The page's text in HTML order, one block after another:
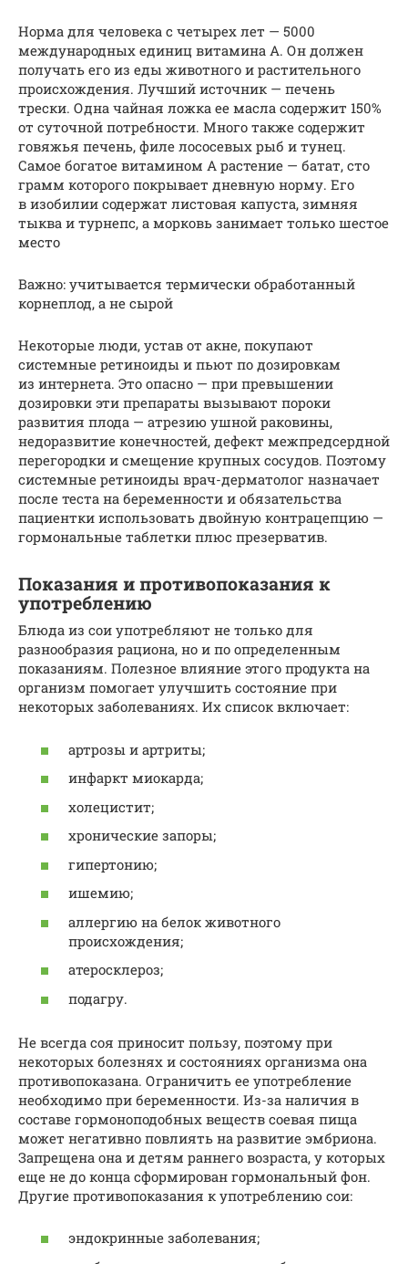
Норма для человека с четырех лет — 5000
международных единиц витамина А. Он должен
получать его из еды животного и растительного
происхождения. Лучший источник — печень
трески. Одна чайная ложка ее масла содержит 150%
от суточной потребности. Много также содержит
говяжья печень, филе лососевых рыб и тунец.
Самое богатое витамином А растение — батат, сто
грамм которого покрывает дневную норму. Его
в изобилии содержат листовая капуста, зимняя
тыква и турнепс, а морковь занимает только шестое
место
Важно: учитывается термически обработанный
корнеплод, а не сырой
Некоторые люди, устав от акне, покупают
системные ретиноиды и пьют по дозировкам
из интернета. Это опасно — при превышении
дозировки эти препараты вызывают пороки
развития плода — атрезию ушной раковины,
недоразвитие конечностей, дефект межпредсердной
перегородки и смещение крупных сосудов. Поэтому
системные ретиноиды врач-дерматолог назначает
после теста на беременности и обязательства
пациентки использовать двойную контрацепцию —
гормональные таблетки плюс презерватив.
Показания и противопоказания к
употреблению
Блюда из сои употребляют не только для
разнообразия рациона, но и по определенным
показаниям. Полезное влияние этого продукта на
организм помогает улучшить состояние при
некоторых заболеваниях. Их список включает:
артрозы и артриты;
инфаркт миокарда;
холецистит;
хронические запоры;
гипертонию;
ишемию;
аллергию на белок животного
происхождения;
атеросклероз;
подагру.
Не всегда соя приносит пользу, поэтому при
некоторых болезнях и состояниях организма она
противопоказана. Ограничить ее употребление
необходимо при беременности. Из-за наличия в
составе гормоноподобных веществ соевая пища
может негативно повлиять на развитие эмбриона.
Запрещена она и детям раннего возраста, у которых
еще не до конца сформирован гормональный фон.
Другие противопоказания к употреблению сои:
эндокринные заболевания;